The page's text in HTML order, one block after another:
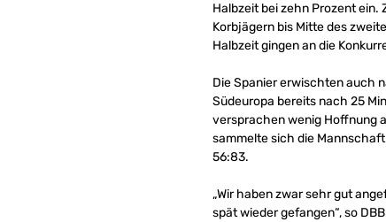
Halbzeit bei zehn Prozent
Korbjägern bis Mitte des
Halbzeit gingen an die
Die Spanier erwischten auch
Südeuropa bereits nach 25
versprachen wenig Hoffnung
sammelte sich die
56:83.
„Wir haben zwar sehr gut
spät wieder gefangen“, so